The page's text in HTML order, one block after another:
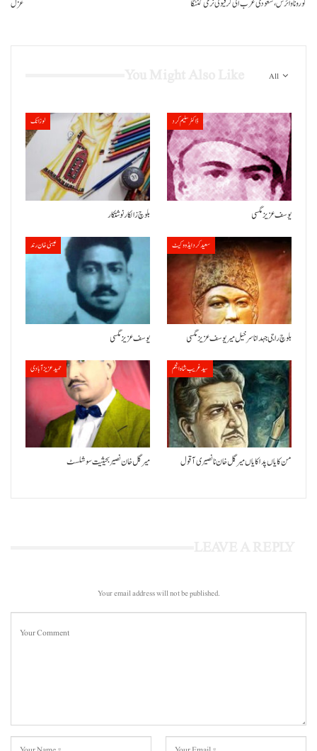
غزل کورونا وائرس، سعودی عرب اٹی کرفیو ٹی نرمی کننگا
All
لوزانک
بلوچ زالکار نوشتکار
ڈاکٹر سلیم کرد
یوسف عزیز مگسی
عیسیٰ خان رند
یوسف عزیز مگسی
سعید کرد ایڈووکیٹ
بلوچ راجی جہد انا سرخیل میر یوسف عزیز مگسی
حمید عزیز آبادی
میر گل خان نصیر بحیثیت سوشلسٹ
سید غریب شاہ انجم
من کایاں پدا کایاں میر گل خان نا نصیری آ قول
Your email address will not be published.